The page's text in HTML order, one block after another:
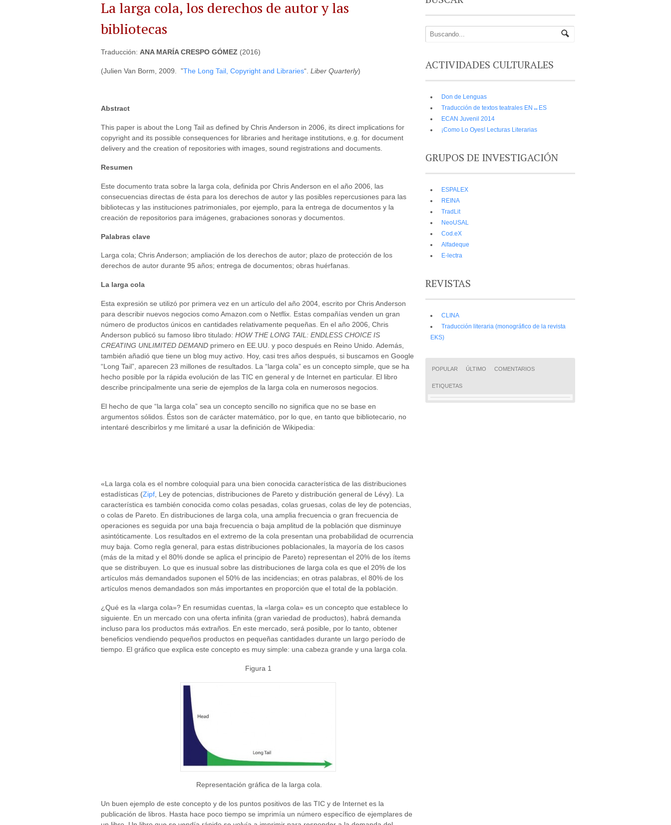
La larga cola, los derechos de autor y las
bibliotecas
Traducción: ANA MARÍA CRESPO GÓMEZ (2016)
(Julien Van Borm, 2009. ”The Long Tail, Copyright and Libraries“. Liber Quarterly)
Abstract
This paper is about the Long Tail as defined by Chris Anderson in 2006, its direct implications for
copyright and its possible consequences for libraries and heritage institutions, e.g. for document
delivery and the creation of repositories with images, sound registrations and documents.
Resumen
Este documento trata sobre la larga cola, definida por Chris Anderson en el año 2006, las
consecuencias directas de ésta para los derechos de autor y las posibles repercusiones para las
bibliotecas y las instituciones patrimoniales, por ejemplo, para la entrega de documentos y la
creación de repositorios para imágenes, grabaciones sonoras y documentos.
Palabras clave
Larga cola; Chris Anderson; ampliación de los derechos de autor; plazo de protección de los
derechos de autor durante 95 años; entrega de documentos; obras huérfanas.
La larga cola
Esta expresión se utilizó por primera vez en un artículo del año 2004, escrito por Chris Anderson
para describir nuevos negocios como Amazon.com o Netflix. Estas compañías venden un gran
número de productos únicos en cantidades relativamente pequeñas. En el año 2006, Chris
Anderson publicó su famoso libro titulado: HOW THE LONG TAIL: ENDLESS CHOICE IS
CREATING UNLIMITED DEMAND primero en EE.UU. y poco después en Reino Unido. Además,
también añadió que tiene un blog muy activo. Hoy, casi tres años después, si buscamos en Google
“Long Tail”, aparecen 23 millones de resultados. La “larga cola” es un concepto simple, que se ha
hecho posible por la rápida evolución de las TIC en general y de Internet en particular. El libro
describe principalmente una serie de ejemplos de la larga cola en numerosos negocios.
El hecho de que “la larga cola” sea un concepto sencillo no significa que no se base en
argumentos sólidos. Éstos son de carácter matemático, por lo que, en tanto que bibliotecario, no
intentaré describirlos y me limitaré a usar la definición de Wikipedia:
«La larga cola es el nombre coloquial para una bien conocida característica de las distribuciones
estadísticas (Zipf , Ley de potencias, distribuciones de Pareto y distribución general de Lévy). La
característica es también conocida como colas pesadas, colas gruesas, colas de ley de potencias,
o colas de Pareto. En distribuciones de larga cola, una amplia frecuencia o gran frecuencia de
operaciones es seguida por una baja frecuencia o baja amplitud de la población que disminuye
asintóticamente. Los resultados en el extremo de la cola presentan una probabilidad de ocurrencia
muy baja. Como regla general, para estas distribuciones poblacionales, la mayoría de los casos
(más de la mitad y el 80% donde se aplica el principio de Pareto) representan el 20% de los ítems
que se distribuyen. Lo que es inusual sobre las distribuciones de larga cola es que el 20% de los
artículos más demandados suponen el 50% de las incidencias; en otras palabras, el 80% de los
artículos menos demandados son más importantes en proporción que el total de la población.
¿Qué es la «larga cola»? En resumidas cuentas, la «larga cola» es un concepto que establece lo
siguiente. En un mercado con una oferta infinita (gran variedad de productos), habrá demanda
incluso para los productos más extraños. En este mercado, será posible, por lo tanto, obtener
beneficios vendiendo pequeños productos en pequeñas cantidades durante un largo período de
tiempo. El gráfico que explica este concepto es muy simple: una cabeza grande y una larga cola.
Figura 1
Representación gráfica de la larga cola.
Un buen ejemplo de este concepto y de los puntos positivos de las TIC y de Internet es la
publicación de libros. Hasta hace poco tiempo se imprimía un número específico de ejemplares de
ACTIVIDADES CULTURALES
Don de Lenguas
Traducción de textos teatrales EN↔ES
ECAN Juvenil 2014
¡Como Lo Oyes! Lecturas Literarias
GRUPOS DE INVESTIGACIÓN
ESPALEX
REINA
TradLit
NeoUSAL
Cod.eX
Alfadeque
E-lectra
REVISTAS
CLINA
Traducción literaria (monográfico de la revista
EKS)
POPULAR ÚLTIMO COMENTARIOS
ETIQUETAS